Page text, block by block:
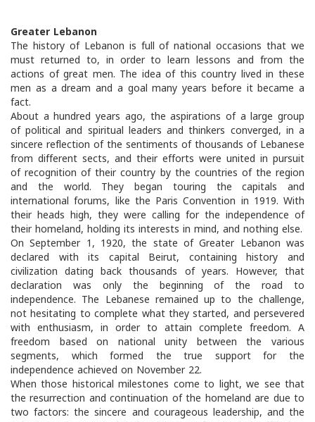
Greater Lebanon
The history of Lebanon is full of national occasions that we
must returned to, in order to learn lessons and from the
actions of great men. The idea of this country lived in these
men as a dream and a goal many years before it became a
fact.
About a hundred years ago, the aspirations of a large group
of political and spiritual leaders and thinkers converged, in a
sincere reflection of the sentiments of thousands of Lebanese
from different sects, and their efforts were united in pursuit
of recognition of their country by the countries of the region
and the world. They began touring the capitals and
international forums, like the Paris Convention in 1919. With
their heads high, they were calling for the independence of
their homeland, holding its interests in mind, and nothing else.
On September 1, 1920, the state of Greater Lebanon was
declared with its capital Beirut, containing history and
civilization dating back thousands of years. However, that
declaration was only the beginning of the road to
independence. The Lebanese remained up to the challenge,
not hesitating to complete what they started, and persevered
with enthusiasm, in order to attain complete freedom. A
freedom based on national unity between the various
segments, which formed the true support for the
independence achieved on November 22.
When those historical milestones come to light, we see that
the resurrection and continuation of the homeland are due to
two factors: the sincere and courageous leadership, and the